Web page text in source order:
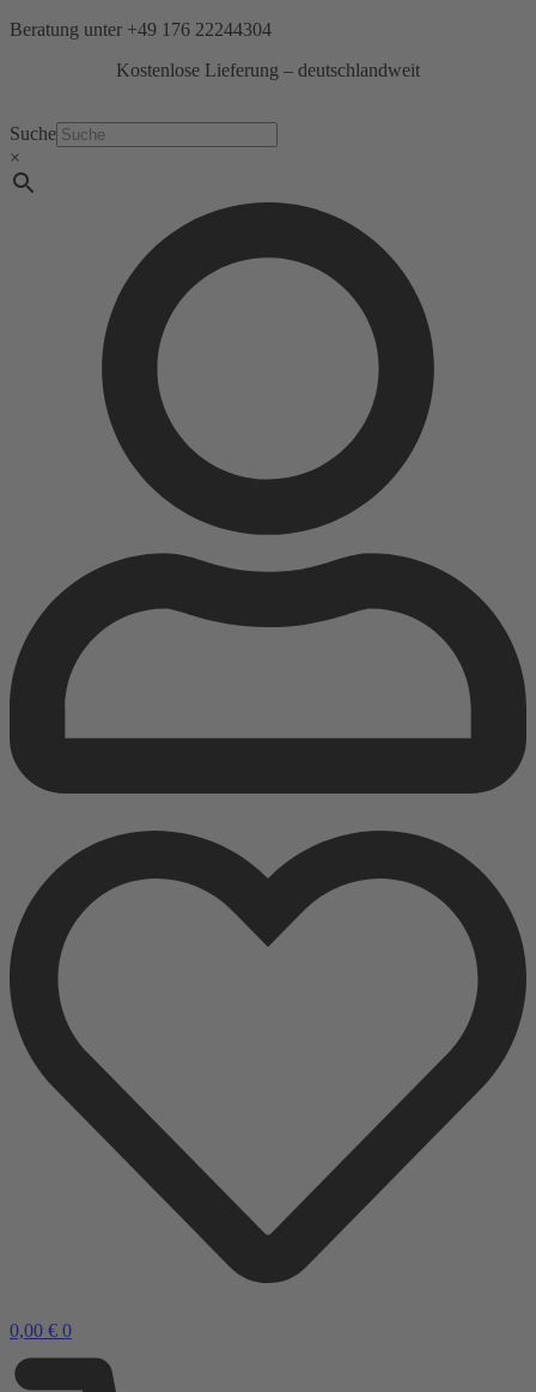
Zum
Beratung unter +49 176 22244304
Kostenlose Lieferung – deutschlandweit
Suche
×
0,00 € 0